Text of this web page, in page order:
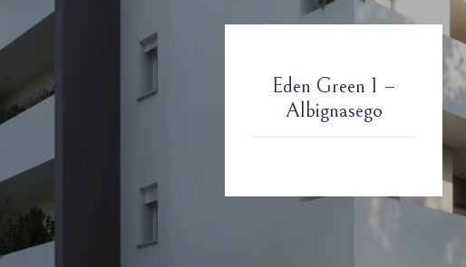
Eden Green 1 –
Albignasego